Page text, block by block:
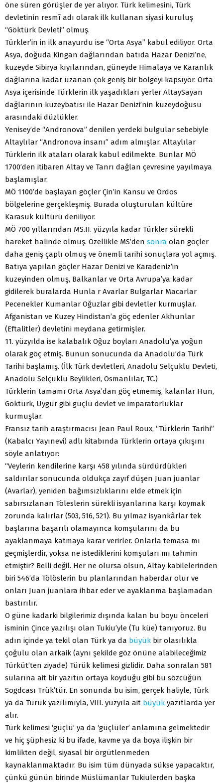
öne süren görüşler de yer alıyor. Türk kelimesini, Türk
devletinin resmî adı olarak ilk kullanan siyasi kuruluş
“Göktürk Devleti” olmuş.
Türkler’in in ilk anayurdu ise “Orta Asya” kabul ediliyor. Orta
Asya, doğuda Kingan dağlarından batıda Hazar Denizi’ne,
kuzeyde Sibirya kıyılarından, güneyde Himalaya ve Karanlık
dağlarına kadar uzanan çok geniş bir bölgeyi kapsıyor. Orta
Asya içerisinde Türklerin ilk yaşadıkları yerler AltaySayan
dağlarının kuzeybatısı ile Hazar Denizi’nin kuzeydoğusu
arasındaki düzlükler.
Yenisey’de “Andronova” denilen yerdeki bulgular sebebiyle
Altaylılar “Andronova insanı” adım almışlar. Altaylılar
Türklerin ilk ataları olarak kabul edilmekte. Bunlar MÖ
1700’den itibaren Altay ve Tanrı dağlan çevresine yayılmaya
başlamışlar.
MÖ 1100’de başlayan göçler Çin’in Kansu ve Ordos
bölgelerine gerçekleşmiş. Burada oluşturulan kültüre
Karasuk kültürü deniliyor.
MÖ 700 yıllarından MS.II. yüzyıla kadar Türkler sürekli
hareket halinde olmuş. Özellikle MS’den sonra olan göçler
daha geniş çaplı olmuş ve önemli tarihi sonuçlara yol açmış.
Batıya yapılan göçler Hazar Denizi ve Karadeniz’in
kuzeyinden olmuş, Balkanlar ve Orta Avrupa’ya kadar
gidilerek buralarda Hunla r Avarlar Bulgarlar Macarlar
Pecenekler Kumanlar Oğuzlar gibi devletler kurmuşlar.
Afganistan ve Kuzey Hindistan’a göç edenler Akhunlar
(Eftalitler) devletini meydana getirmişler.
11. yüzyılda ise kalabalık Oğuz boyları Anadolu’ya yoğun
olarak göç etmiş. Bunun sonucunda da Anadolu’da Türk
Tarihi başlamış. (İlk Türk devletleri, Anadolu Selçuklu Devleti,
Anadolu Selçuklu Beylikleri, Osmanlılar, TC.)
Türklerin tamamı Orta Asya’dan göç etmemiş, kalanlar Hun,
Göktürk, Uygur gibi güçlü devlet ve imparatorluklar
kurmuşlar.
Fransız tarih araştırmacısı Jean Paul Roux, “Türklerin Tarihi”
(Kabalcı Yayınevi) adlı kitabında Türklerin ortaya çıkışını
söyle anlatıyor:
“Veylerin kendilerine karşı 458 yılında sürdürdükleri
saldırılar sonucunda oldukça zayıf düşen Juan juanlar
(Avarlar), yeniden bağımsızlıklarını elde etmek için
sabırsızlanan Töleslerin sürekli isyanlarına karşı koymak
zorunda kalırlar (503, 516, 521). Bu yılmaz isyankârlar tek
başlarına başarılı olamayınca komşularını da bu
ayaklanmaya katmaya karar verirler. Onlarla temasa mı
geçmişlerdir, yoksa ne istediklerini komşuları mı tahmin
etmiştir? Belli değil. Her ne olursa olsun, Altay kabilelerinden
biri 546’da Tölöslerin bu planlarından haberdar olur ve
onları Juan juanlara ihbar eder ve ayaklanma başlamadan
bastırılır.
O güne kadarki bilgilerimiz dışında kalan bu boyu önceleri
isminin Çince yazılışı olan Tukiu’yle (Tu küe) tanıyoruz. Bu
adın içinde ya tekil olan Türk ya da büyük bir olasılıkla
çoğulu olan arkaik (aynı şekilde göz önüne alabileceğimiz
Türküt’ten ziyade) Türük kelimesi gizlidir. Daha sonralan 581
sularına ait bir yazıtın ortaya koyduğu gibi bu sözcüğün
Sogdcası Trük’tür. En sonunda bu isim, gerçek haliyle, Türk
ya da Türük yazılımıyla, VIII. yüzyıla ait büyük yazıtlarda yer
alır.
Türk kelimesi ‘güçlü’ ya da ‘güçlüler’ anlamına gelmektedir
ve hiç şüphesiz ki bu ifade, kavme ya da boya ilişkin bir
kimlikten değil, siyasal bir örgütlenmeden
kaynaklanmaktadır. Bu isim tüm dünyada sükse yapacaktır,
çünkü günün birinde Müslümanlar Tukiulerden başka